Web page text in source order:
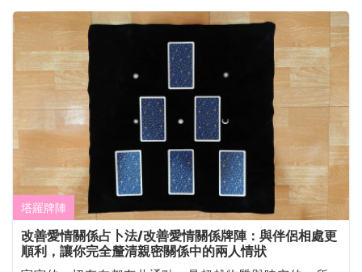
塔羅牌陣
改善愛情關係占卜法/改善愛情關係牌陣：與伴侶相處更
順利，讓你完全釐清親密關係中的兩人情狀